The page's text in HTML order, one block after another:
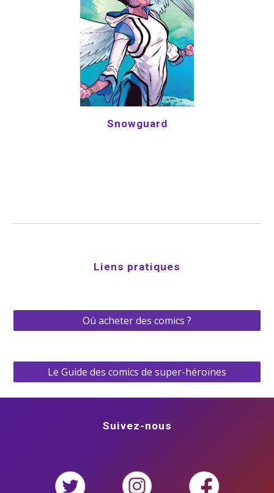
Snowguard
Liens pratiques
Où acheter des comics ?
Le Guide des comics de super-héroïnes
Suivez-nous